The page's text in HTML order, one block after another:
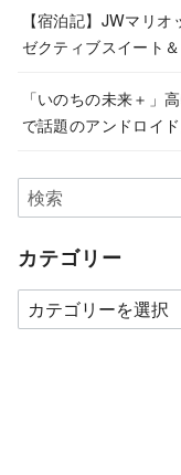
【宿泊記】JWマリ
ゼクティブスイート
「いのちの未来＋」
で話題のアンドロイ
カテゴリー
カ
テ